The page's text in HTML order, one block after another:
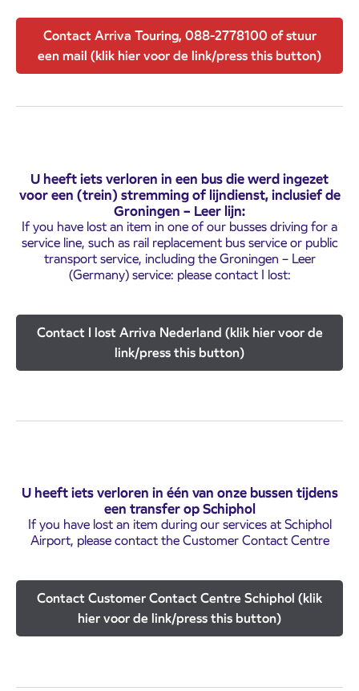
Contact Arriva Touring, 088-2778100 of stuur
een mail (klik hier voor de link/press this button)
U heeft iets verloren in een bus die werd ingezet
voor een (trein) stremming of lijndienst, inclusief de
Groningen – Leer lijn:
If you have lost an item in one of our busses driving for a
service line, such as rail replacement bus service or public
transport service, including the Groningen – Leer
(Germany) service: please contact I lost:
Contact I lost Arriva Nederland (klik hier voor de
link/press this button)
U heeft iets verloren in één van onze bussen tijdens
een transfer op Schiphol
If you have lost an item during our services at Schiphol
Airport, please contact the Customer Contact Centre
Contact Customer Contact Centre Schiphol (klik
hier voor de link/press this button)